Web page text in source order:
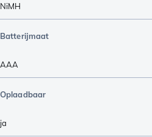
NiMH
Batterijmaat
AAA
Oplaadbaar
ja